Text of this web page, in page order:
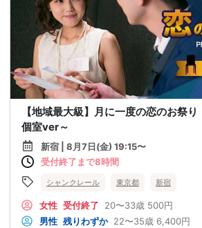
【地域最大級】月に一度の恋のお祭り
個室ver～
新宿 | 8月7日(金) 19:15〜
受付終了まで8時間
シャンクレール 東京都 新宿
女性 受付終了 20〜33歳 500円
男性 残りわずか 22〜35歳 6,400円